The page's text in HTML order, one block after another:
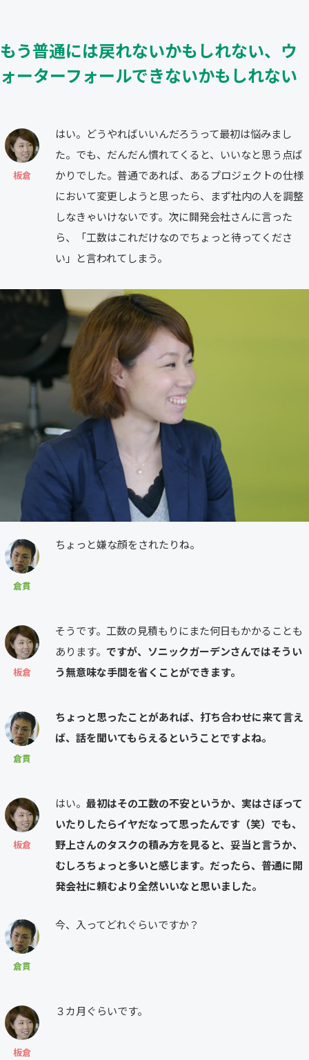
もう普通には戻れないかもしれない、ウ
ォーターフォールできないかもしれない
板倉
はい。どうやればいいんだろうって最初は悩みまし
た。でも、だんだん慣れてくると、いいなと思う点ば
かりでした。普通であれば、あるプロジェクトの仕様
において変更しようと思ったら、まず社内の人を調整
しなきゃいけないです。次に開発会社さんに言った
ら、「工数はこれだけなのでちょっと待ってくださ
い」と言われてしまう。
倉貫
ちょっと嫌な顔をされたりね。
板倉
そうです。工数の見積もりにまた何日もかかることも
あります。 ですが、ソニックガーデンさんではそうい
う無意味な手間を省くことができます。
倉貫
ちょっと思ったことがあれば、打ち合わせに来て言え
ば、話を聞いてもらえるということですよね。
板倉
はい。 最初はその工数の不安というか、実はさぼって
いたりしたらイヤだなって思ったんです（笑）でも、
野上さんのタスクの積み方を見ると、妥当と言うか、
むしろちょっと多いと感じます。だったら、普通に開
発会社に頼むより全然いいなと思いました。
倉貫
今、入ってどれぐらいですか？
板倉
３カ月ぐらいです。